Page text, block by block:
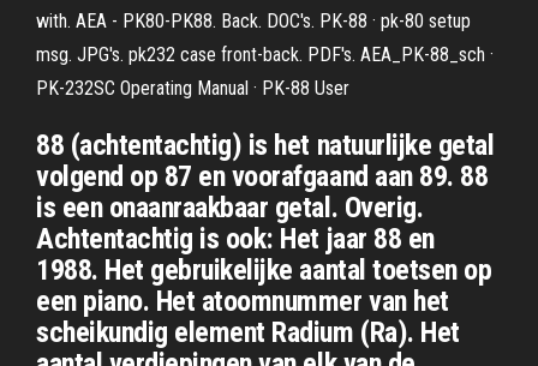
with. AEA - PK80-PK88. Back. DOC's. PK-88 · pk-80 setup
msg. JPG's. pk232 case front-back. PDF's. AEA_PK-88_sch ·
PK-232SC Operating Manual · PK-88 User
88 (achtentachtig) is het natuurlijke getal
volgend op 87 en voorafgaand aan 89. 88
is een onaanraakbaar getal. Overig.
Achtentachtig is ook: Het jaar 88 en
1988. Het gebruikelijke aantal toetsen op
een piano. Het atoomnummer van het
scheikundig element Radium (Ra). Het